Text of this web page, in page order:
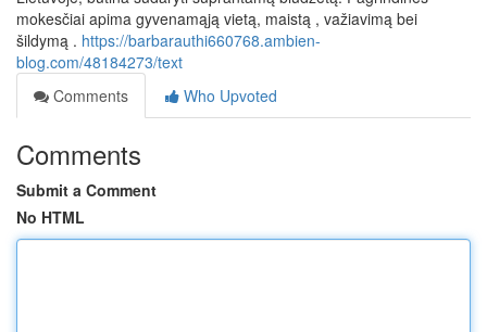
mokesčiai apima gyvenamąją vietą, maistą , važiavimą bei
šildymą . https://barbarauthi660768.ambien-
blog.com/48184273/text
Comments
Who Upvoted
Comments
Submit a Comment
No HTML